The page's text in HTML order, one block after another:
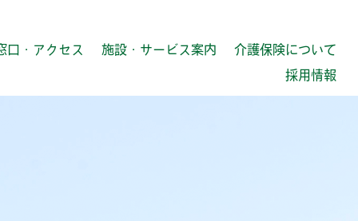
口・アクセス 施設・サービス案内
介護保険について
採用情報